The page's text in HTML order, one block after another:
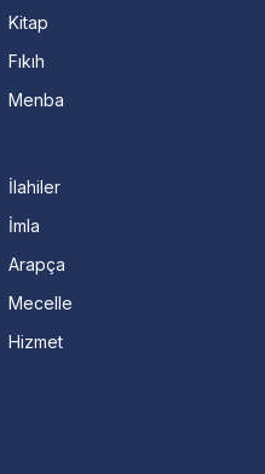
Kitap
Fıkıh
Menba
İlahiler
İmla
Arapça
Mecelle
Hizmet